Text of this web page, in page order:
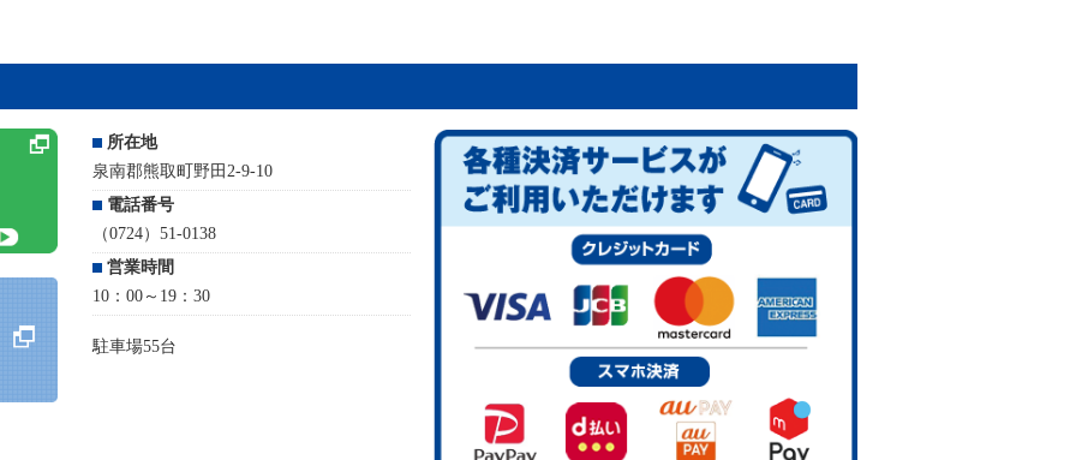
所在地
泉南郡熊取町野田2-9-10
電話番号
（0724）51-0138
営業時間
10：00～19：30
駐車場55台